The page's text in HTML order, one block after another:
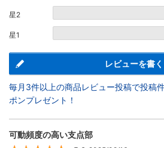
星2
星1
レビューを書く
毎月3件以上の商品レビュー投稿で投稿
ポンプレゼント！
可動頻度の高い支点部